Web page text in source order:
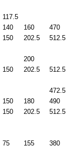
117.5
140 160 470
150 202.5 512.5
200
150 202.5 512.5
472.5
150 180 490
150 202.5 512.5
75 155 380